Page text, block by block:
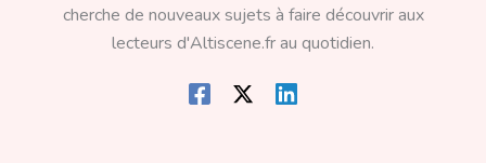
cherche de nouveaux sujets à faire découvrir aux
lecteurs d'Altiscene.fr au quotidien.